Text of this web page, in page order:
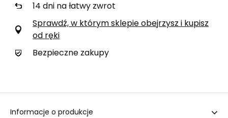
14 dni na łatwy zwrot
Sprawdź, w którym sklepie obejrzysz i kupisz
od ręki
Bezpieczne zakupy
Informacje o produkcje